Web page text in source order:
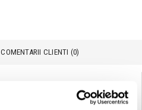
COMENTARII CLIENTI (0)